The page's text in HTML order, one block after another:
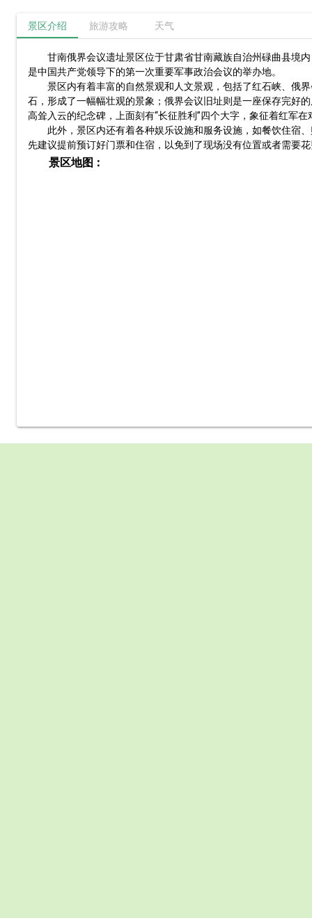
景区介绍 旅游攻略 天气
甘南俄界会议遗址景区位于甘肃省甘南藏族自治州碌曲县境
是中国共产党领导下的第一次重要军事政治会议的举办地。
景区内有着丰富的自然景观和人文景观，包括了红石峡、俄
石，形成了一幅幅壮观的景象；俄界会议旧址则是一座保存完好
高耸入云的纪念碑，上面刻有“长征胜利”四个大字，象征着红军
此外，景区内还有着各种娱乐设施和服务设施，如餐饮住宿
先建议提前预订好门票和住宿，以免到了现场没有位置或者需要
景区地图：